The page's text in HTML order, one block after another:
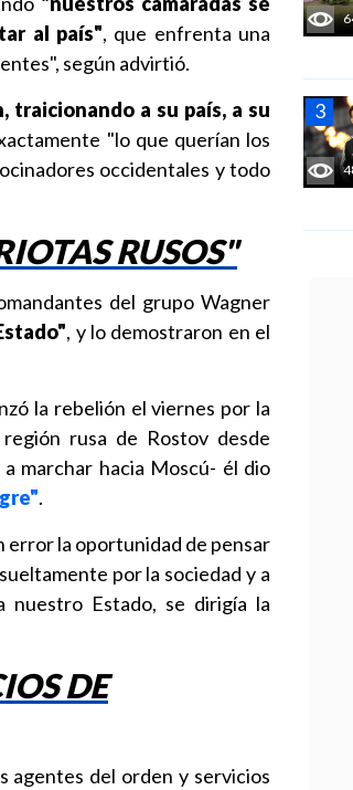
al país", que enfrenta una
según advirtió.
traicionando a su país, a su
"lo que querían los
occidentales y todo
RUSOS"
del grupo Wagner
, y lo demostraron en el
la rebelión el viernes por la
rusa de Rostov desde
marchar hacia Moscú- él dio
.
error la oportunidad de pensar
por la sociedad y a
nuestro Estado, se dirigía la
DE
agentes del orden y servicios